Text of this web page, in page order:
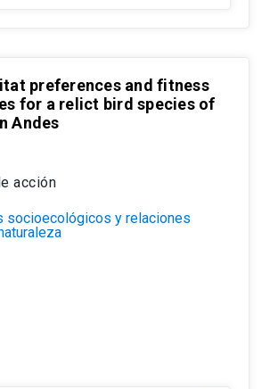
preferences and fitness
for a relict bird species of
Andes
acción
socioecológicos y relaciones